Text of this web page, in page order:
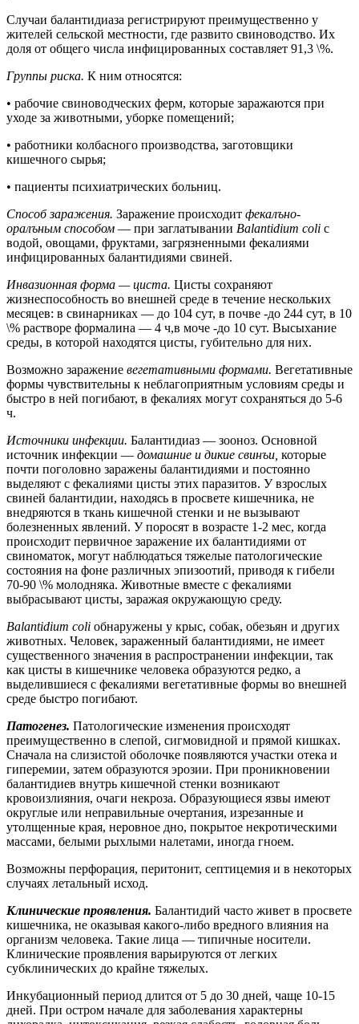
Случаи балантидиаза регистрируют преимущественно у
жителей сельской местности, где развито свиноводство. Их
доля от общего числа инфицированных составляет 91,3 \%.
Группы риска. К ним относятся:
• рабочие свиноводческих ферм, которые заражаются при
уходе за животными, уборке помещений;
• работники колбасного производства, заготовщики
кишечного сырья;
• пациенты психиатрических больниц.
Способ заражения. Заражение происходит фекалъно-
оралъным способом — при заглатывании Balantidium coli с
водой, овощами, фруктами, загрязненными фекалиями
инфицированных балантидиями свиней.
Инвазионная форма — циста. Цисты сохраняют
жизнеспособность во внешней среде в течение нескольких
месяцев: в свинарниках — до 104 сут, в почве -до 244 сут, в 10
\% растворе формалина — 4 ч,в моче -до 10 сут. Высыхание
среды, в которой находятся цисты, губительно для них.
Возможно заражение вегетативными формами. Вегетативные
формы чувствительны к неблагоприятным условиям среды и
быстро в ней погибают, в фекалиях могут сохраняться до 5-6
ч.
Источники инфекции. Балантидиаз — зооноз. Основной
источник инфекции — домашние и дикие свинъи, которые
почти поголовно заражены балантидиями и постоянно
выделяют с фекалиями цисты этих паразитов. У взрослых
свиней балантидии, находясь в просвете кишечника, не
внедряются в ткань кишечной стенки и не вызывают
болезненных явлений. У поросят в возрасте 1-2 мес, когда
происходит первичное заражение их балантидиями от
свиноматок, могут наблюдаться тяжелые патологические
состояния на фоне различных эпизоотий, приводя к гибели
70-90 \% молодняка. Животные вместе с фекалиями
выбрасывают цисты, заражая окружающую среду.
Balantidium coli обнаружены у крыс, собак, обезьян и других
животных. Человек, зараженный балантидиями, не имеет
существенного значения в распространении инфекции, так
как цисты в кишечнике человека образуются редко, а
выделившиеся с фекалиями вегетативные формы во внешней
среде быстро погибают.
Патогенез. Патологические изменения происходят
преимущественно в слепой, сигмовидной и прямой кишках.
Сначала на слизистой оболочке появляются участки отека и
гиперемии, затем образуются эрозии. При проникновении
балантидиев внутрь кишечной стенки возникают
кровоизлияния, очаги некроза. Образующиеся язвы имеют
округлые или неправильные очертания, изрезанные и
утолщенные края, неровное дно, покрытое некротическими
массами, белыми рыхлыми налетами, иногда гноем.
Возможны перфорация, перитонит, септицемия и в некоторых
случаях летальный исход.
Клинические проявления. Балантидий часто живет в просвете
кишечника, не оказывая какого-либо вредного влияния на
организм человека. Такие лица — типичные носители.
Клинические проявления варьируются от легких
субклинических до крайне тяжелых.
Инкубационный период длится от 5 до 30 дней, чаще 10-15
дней. При остром начале для заболевания характерны